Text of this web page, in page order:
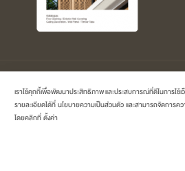
Copyright © 2026 Treeconcept by
Reserved.
เราใช้คุกกี้เพื่อพัฒนาประสิทธิภาพ และประสบการณ์ที่ดีในการใ
รายละเอียดได้ที่นโยบายความเป็นส่วนตัวและสามารถจัดการค
โดยคลิกที่ตั้งค่า